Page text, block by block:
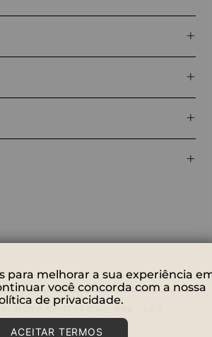
+
+
+
+
NOVA CANTAREIRA, 698 - SÃO
09.529.951/0001-27
para melhorar a sua experiência
você concorda com a nossa
de privacidade.
ACEITAR TERMOS